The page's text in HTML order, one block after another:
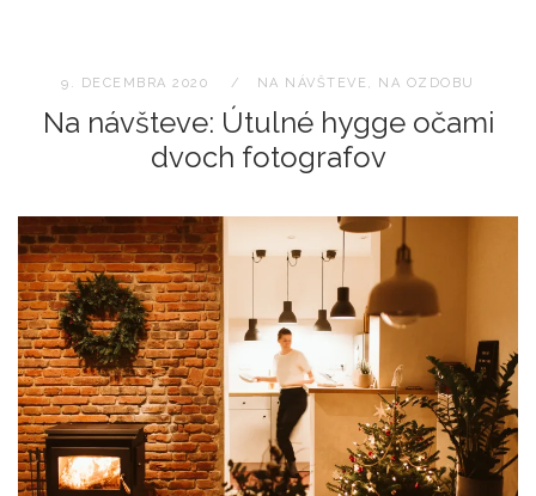
9. DECEMBRA 2020 NA NÁVŠTEVE , NA OZDOBU
Na návšteve: Útulné hygge očami
dvoch fotografov